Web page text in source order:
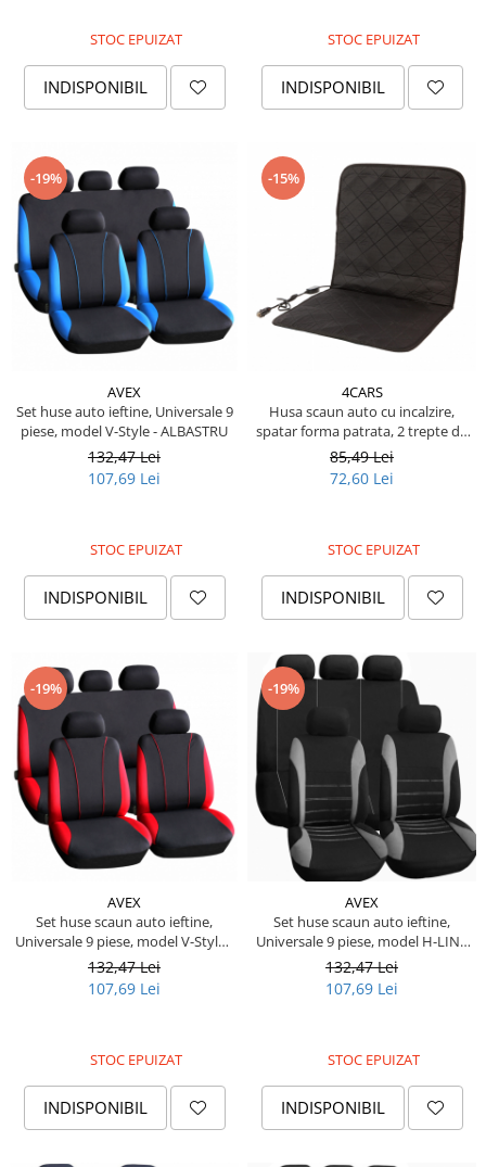
Piese Striegel
Piese Stiga
Piese Samuk
Piese Rasant
Piese Holmac
Piese Grillo
Piese Fiori
Piese Eurocat
Piese Cushman
Piese Cub Cadet
Piese Chikusui
Piese Moxi
Piese Universal
Piese Pingon
Piese Lister Petter
Piese Hinomoto
Piese Farymann
Piese Atlas
Piese Gianni Ferrari
Piese Simplicity
Piese Kawasaki
Piese Güldner
Piese Neoplan
Piese Puntel
Piese Schluter
Piese Stoll
Piese Unkauff
STOC EPUIZAT
INDISPONIBIL
STOC EPUIZAT
INDISPONIBIL
-19%
AVEX
Set huse auto ieftine, Universale 9
piese, model V-Style - ALBASTRU
132,47 Lei
107,69 Lei
STOC EPUIZAT
INDISPONIBIL
-15%
4CARS
Husa scaun auto cu incalzire,
spatar forma patrata, 2 trepte de
caldura
85,49 Lei
72,60 Lei
STOC EPUIZAT
INDISPONIBIL
-19%
AVEX
Set huse scaun auto ieftine,
Universale 9 piese, model V-Style -
ROSU
132,47 Lei
107,69 Lei
STOC EPUIZAT
INDISPONIBIL
-19%
AVEX
Set huse scaun auto ieftine,
Universale 9 piese, model H-LINE
- GRI
132,47 Lei
107,69 Lei
STOC EPUIZAT
INDISPONIBIL